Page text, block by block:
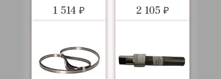
1 514 ₽ 2 105 ₽